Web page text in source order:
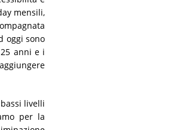
mensili,
oggi sono
anni e i
bassi livelli
per la